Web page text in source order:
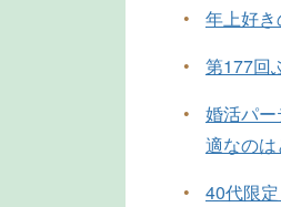
• 年上好
•
第177回
•
婚活パ
適なのは
• 40代限